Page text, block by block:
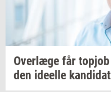
Over­læ­ge får topjob
den ide­el­le kan­di­dat